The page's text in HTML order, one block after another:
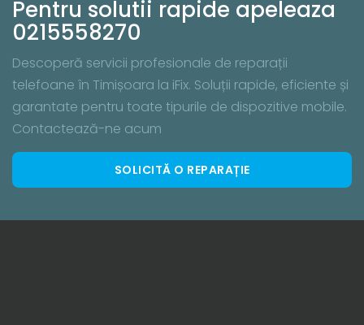
Pentru solutii rapide apeleaza
0215558270
Descoperă servicii profesionale de reparații
telefoane în Timișoara la iFix. Soluții rapide, eficiente și
garantate pentru toate tipurile de dispozitive mobile.
Contactează-ne acum
SOLICITĂ O REPARAȚIE